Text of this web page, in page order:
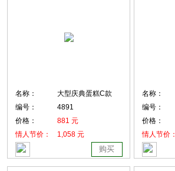
名称：
大型庆典蛋糕C款
编号：
4891
价格：
881 元
情人节价：
1,058 元
购买
名称：
编号：
价格：
情人节价：